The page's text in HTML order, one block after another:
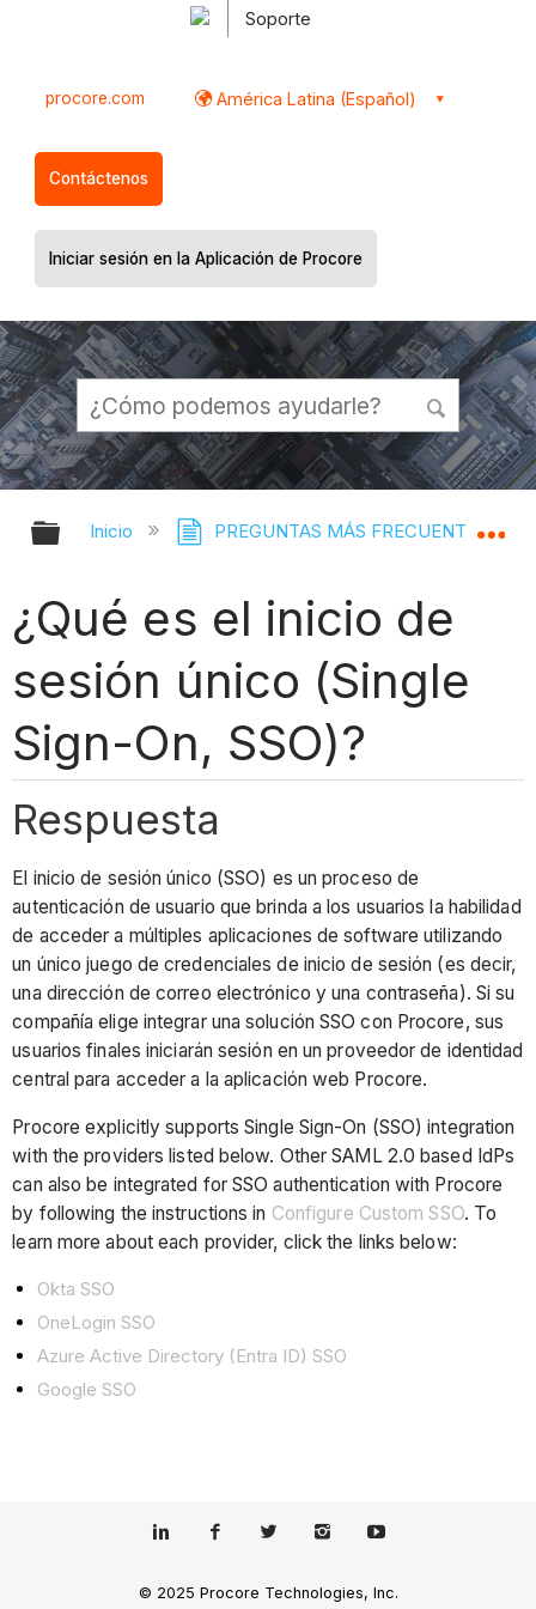
Soporte
procore.com América Latina (Español)
Contáctenos
Iniciar sesión en la Aplicación de Procore
Expandir/contraer jerarquía global
Inicio PREGUNTAS MÁS FRECUENTES
¿Qué es el inicio de
sesión único (Single
Sign-On, SSO)?
Respuesta
El inicio de sesión único (SSO) es un proceso de
autenticación de usuario que brinda a los usuarios la habilidad
de acceder a múltiples aplicaciones de software utilizando
un único juego de credenciales de inicio de sesión (es decir,
una dirección de correo electrónico y una contraseña). Si su
compañía elige integrar una solución SSO con Procore, sus
usuarios finales iniciarán sesión en un proveedor de identidad
central para acceder a la aplicación web Procore.
Procore explicitly supports Single Sign-On (SSO) integration
with the providers listed below. Other SAML 2.0 based IdPs
can also be integrated for SSO authentication with Procore
by following the instructions in Configure Custom SSO. To
learn more about each provider, click the links below:
Okta SSO
OneLogin SSO
Azure Active Directory (Entra ID) SSO
Google SSO
© 2025 Procore Technologies, Inc.